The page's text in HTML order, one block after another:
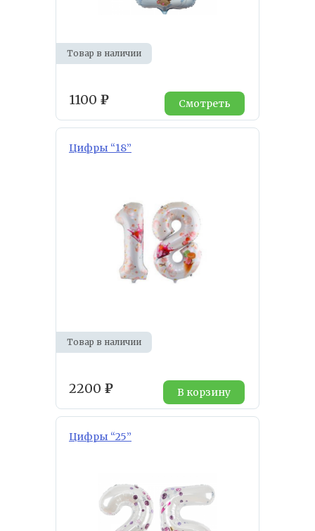
Товар в наличии
1100 ₽ Смотреть
Цифры “18”
Товар в наличии
2200 ₽ В корзину
Цифры “25”